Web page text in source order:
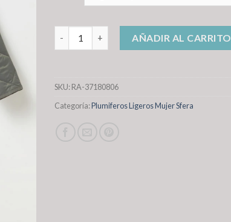
plumiferos ligeros mujer sfera cantidad
AÑADIR AL CARRITO
SKU:RA-37180806
Categoría:Plumiferos Ligeros Mujer Sfera